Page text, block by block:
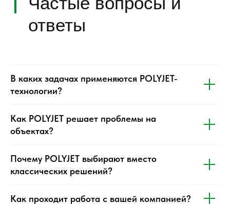
В каких задачах применяются POLYJET-
технологии?
Как POLYJET решает проблемы на
объектах?
Почему POLYJET выбирают вместо
классических решений?
Как проходит работа с вашей компанией?
перезвоним вам в течении часа.
Нажимая на кнопку, вы соглашаетесь с
политикой конфиденциальности
Отправить